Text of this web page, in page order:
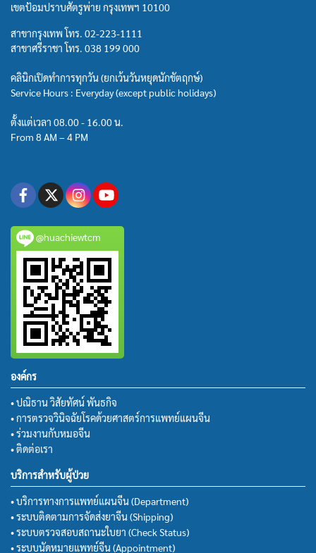
เขตป้อมปราบศัตรูพ่าย กรุงเทพฯ 10100
สาขากรุงเทพ โทร. 02-223-1111
สาขาศรีราชา โทร. 038 199 000
คลินิกเปิดทำการทุกวัน (ยกเว้นวันหยุดนักขัตฤกษ์)
Service Hours : Everyday (except public holidays)
ตั้งแต่เวลา 08.00 - 16.00 น.
From 8 AM – 4 PM
@huachiewtcm
องค์กร
• ปณิธาน วิสัยทัศน์ พันธกิจ
• การตรวจวินิจฉัยโรคด้วยศาสตร์การแพทย์แผนจีน
• ร่วมงานกับหมอจีน
• ติดต่อเรา
บริการสำหรับผู้ป่วย
• บริการทางการแพทย์แผนจีน (Department)
• ระบบติดตามการจัดส่งยาจีน (Shipping)
• ระบบตรวจสอบสถานะใบยา (Check Status)
• ระบบนัดหมายแพทย์จีน (Appointment)